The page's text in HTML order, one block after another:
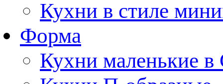
Кухни в стиле
Форма
Кухни маленькие в